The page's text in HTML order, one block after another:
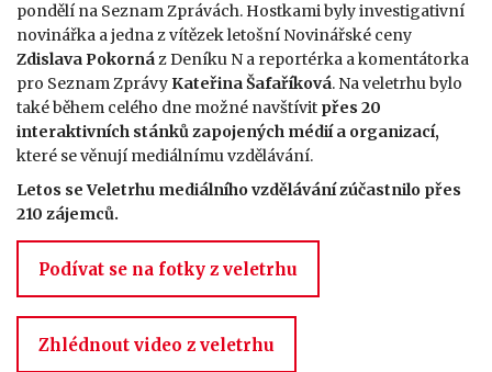
pondělí na Seznam Zprávách. Hostkami byly investigativní
novinářka a jedna z vítězek letošní Novinářské ceny
Zdislava Pokornáz Deníku N a reportérka a komentátorka
pro Seznam Zprávy Kateřina Šafaříková. Na veletrhu bylo
také během celého dne možné navštívit přes 20
interaktivních stánků zapojených médií a organizací,
které se věnují mediálnímu vzdělávání.
Letos se Veletrhu mediálního vzdělávání zúčastnilo přes
210 zájemců.
Podívat se na fotky z veletrhu
Zhlédnout video z veletrhu